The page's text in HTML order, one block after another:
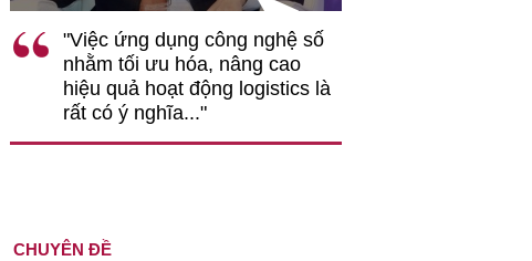
"Việc ứng dụng công nghệ số
nhằm tối ưu hóa, nâng cao
hiệu quả hoạt động logistics là
rất có ý nghĩa..."
CHUYÊN ĐỀ